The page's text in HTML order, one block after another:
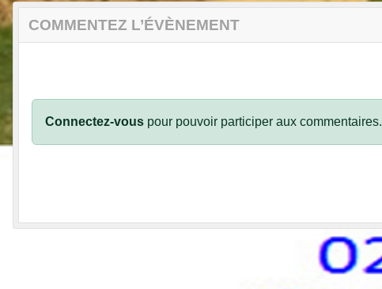
COMMENTEZ L’ÉVÈNEMENT
Connectez-vous pour pouvoir participer aux commentaires.